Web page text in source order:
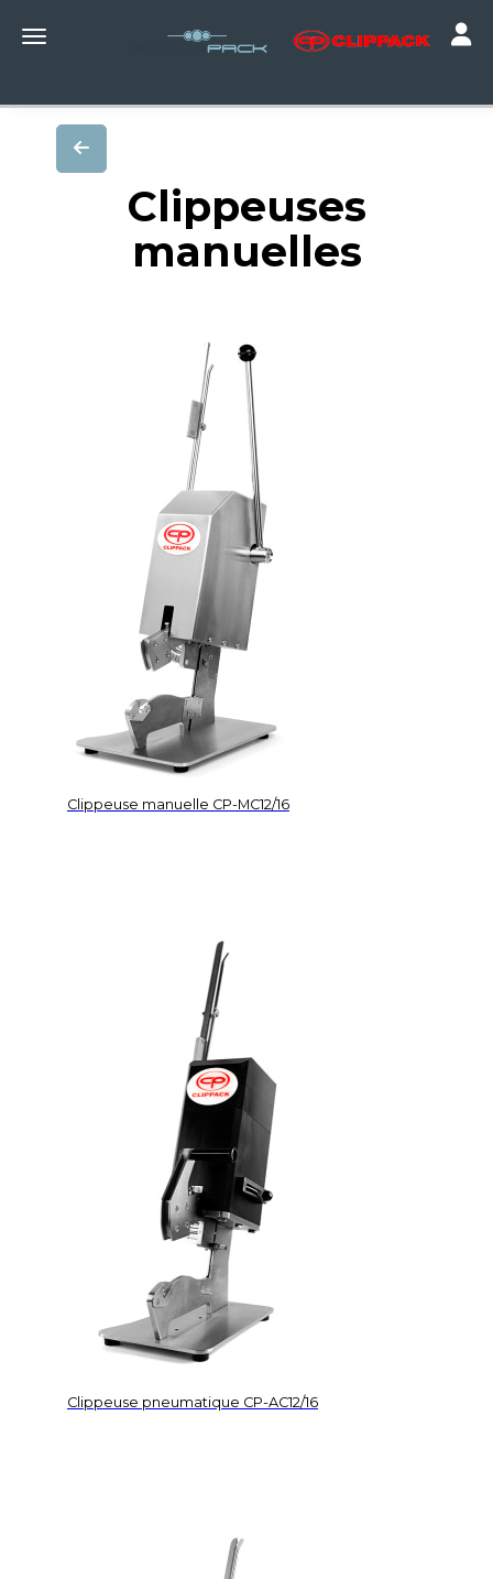
Toggle navigation
Clippeuses
manuelles
Clippeuse manuelle CP-MC12/16
Clippeuse pneumatique CP-AC12/16